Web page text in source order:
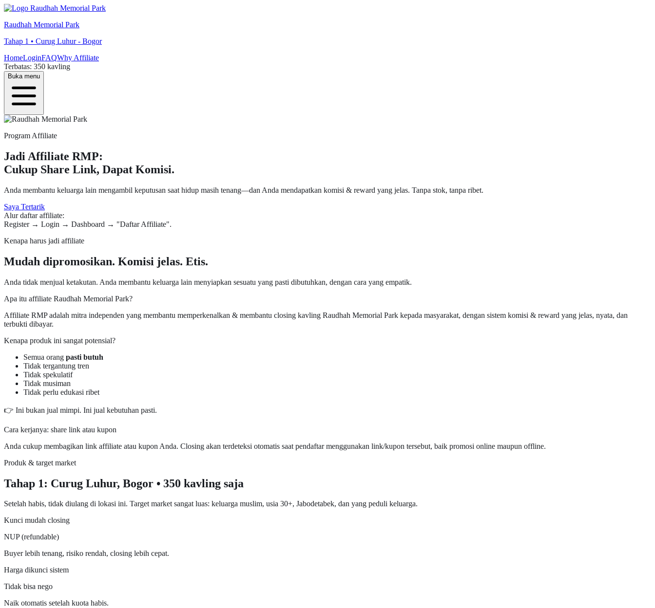
Raudhah Memorial Park
Tahap 1 • Curug Luhur - Bogor
HomeLoginFAQWhy Affiliate
Terbatas: 350 kavling
Buka menu
Program Affiliate
Jadi Affiliate RMP:
Cukup Share Link, Dapat Komisi.
Anda membantu keluarga lain mengambil keputusan saat hidup masih tenang—dan Anda mendapatkan komisi & reward yang jelas. Tanpa stok, tanpa ribet.
Saya Tertarik
Alur daftar affiliate:
Register → Login → Dashboard → "Daftar Affiliate".
Kenapa harus jadi affiliate
Mudah dipromosikan. Komisi jelas. Etis.
Anda tidak menjual ketakutan. Anda membantu keluarga lain menyiapkan sesuatu yang pasti dibutuhkan, dengan cara yang empatik.
Apa itu affiliate Raudhah Memorial Park?
Affiliate RMP adalah mitra independen yang membantu memperkenalkan & membantu closing kavling Raudhah Memorial Park kepada masyarakat, dengan sistem komisi & reward yang jelas, nyata, dan
terbukti dibayar.
Kenapa produk ini sangat potensial?
Semua orang pasti butuh
Tidak tergantung tren
Tidak spekulatif
Tidak musiman
Tidak perlu edukasi ribet
👉 Ini bukan jual mimpi. Ini jual kebutuhan pasti.
Cara kerjanya: share link atau kupon
Anda cukup membagikan link affiliate atau kupon Anda. Closing akan terdeteksi otomatis saat pendaftar menggunakan link/kupon tersebut, baik promosi online maupun offline.
Produk & target market
Tahap 1: Curug Luhur, Bogor • 350 kavling saja
Setelah habis, tidak diulang di lokasi ini. Target market sangat luas: keluarga muslim, usia 30+, Jabodetabek, dan yang peduli keluarga.
Kunci mudah closing
NUP (refundable)
Buyer lebih tenang, risiko rendah, closing lebih cepat.
Harga dikunci sistem
Tidak bisa nego
Naik otomatis setelah kuota habis.